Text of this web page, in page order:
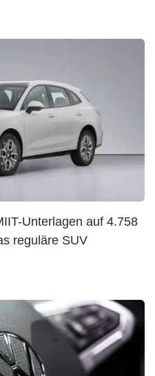
Unterlagen auf 4.758
reguläre SUV